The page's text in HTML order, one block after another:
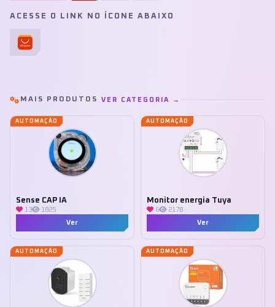
ACESSE O LINK NO ÍCONE ABAIXO
MAIS PRODUTOS VER CATEGORIA →
AUTOMAÇÃO
Sense CAP IA
13
1825
Ver
AUTOMAÇÃO
Monitor energia Tuya
6
2178
Ver
AUTOMAÇÃO AUTOMAÇÃO